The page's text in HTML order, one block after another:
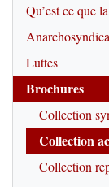
Qu’est ce que
Luttes
Brochures
Collection
Collection
Collection